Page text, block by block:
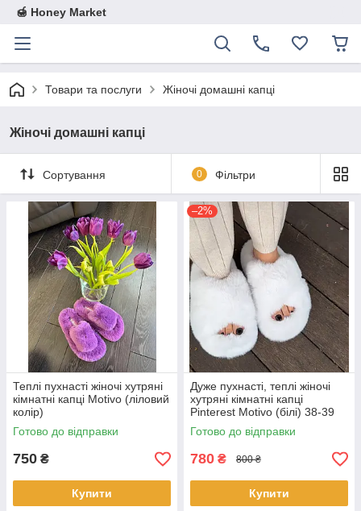
🍯 Honey Market
Товари та послуги Жіночі домашні капці
Жіночі домашні капці
Сортування 0 Фільтри
Теплі пухнасті жіночі хутряні
кімнатні капці Motivo (ліловий
колір)
Готово до відправки
750 ₴
Купити
–2%
Дуже пухнасті, теплі жіночі
хутряні кімнатні капці
Pinterest Motivo (білі) 38-39
розмір
Готово до відправки
780 ₴ 800 ₴
Купити